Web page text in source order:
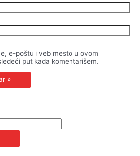
e-poštu i veb mesto u ovom
put kada komentarišem.